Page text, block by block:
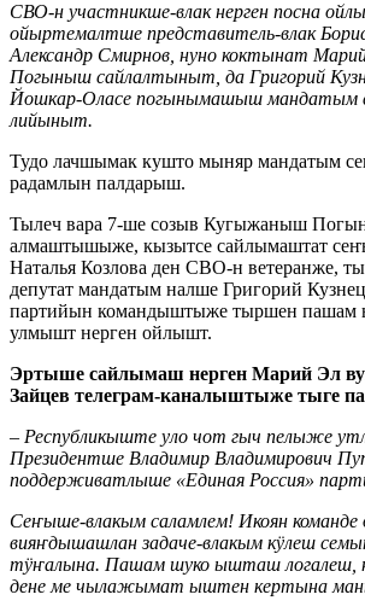
СВО-н участникше-влак нерген посна
ойыртемалтше представитель-влак
Александр Смирнов, нуно коктынат
Погыныш сайлалтыныт, да Григорий
Йошкар-Оласе погынымашыш мандатым
лийыныт.
Тудо лачшымак кушто мыняр мандатым
радамлын палдарыш.
Тылеч вара 7-ше созыв Кугыжаныш Погын
алмаштышыже, кызытсе сайлымаштат
Наталья Козлова ден СВО-н ветеранже,
депутат мандатым налше Григорий
партийын командыштыже тыршен пашам
улмышт нерген ойлышт.
Эртыше сайлымаш нерген Марий Эл
Зайцев телеграм-каналыштыже тыге
– Республикыште уло чот гыч пелыже
Президентше Владимир Владимирович
поддерживатлыше «Единая Россия»
Сеҥыше-влакым саламлем! Икоян команде
вияҥдышашлан задаче-влакым кӱлеш
тӱҥалына. Пашам шуко ышташ логалеш,
дене ме чылажымат ыштен кертына